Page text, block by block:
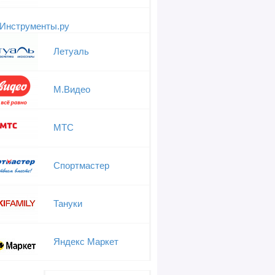
Летуаль
М.Видео
МТС
Спортмастер
Тануки
Яндекс Маркет